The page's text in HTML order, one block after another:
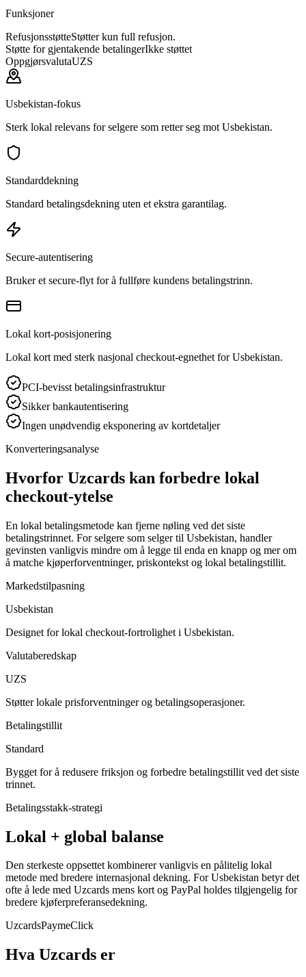
Funksjoner
RefusjonsstøtteStøtter kun full refusjon.
Støtte for gjentakende betalingerIkke støttet
OppgjørsvalutaUZS
Usbekistan-fokus
Sterk lokal relevans for selgere som retter seg mot Usbekistan.
Standarddekning
Standard betalingsdekning uten et ekstra garantilag.
Secure-autentisering
Bruker et secure-flyt for å fullføre kundens betalingstrinn.
Lokal kort-posisjonering
Lokal kort med sterk nasjonal checkout-egnethet for Usbekistan.
PCI-bevisst betalingsinfrastruktur
Sikker bankautentisering
Ingen unødvendig eksponering av kortdetaljer
Konverteringsanalyse
Hvorfor Uzcards kan forbedre lokal
checkout-ytelse
En lokal betalingsmetode kan fjerne nøling ved det siste
betalingstrinnet. For selgere som selger til Usbekistan, handler
gevinsten vanligvis mindre om å legge til enda en knapp og mer om
å matche kjøperforventninger, priskontekst og lokal betalingstillit.
Markedstilpasning
Usbekistan
Designet for lokal checkout-fortrolighet i Usbekistan.
Valutaberedskap
UZS
Støtter lokale prisforventninger og betalingsoperasjoner.
Betalingstillit
Standard
Bygget for å redusere friksjon og forbedre betalingstillit ved det siste
trinnet.
Betalingsstakk-strategi
Lokal + global balanse
Den sterkeste oppsettet kombinerer vanligvis en pålitelig lokal
metode med bredere internasjonal dekning. For Usbekistan betyr det
ofte å lede med Uzcards mens kort og PayPal holdes tilgjengelig for
bredere kjøferpreferansedekning.
UzcardsPaymeClick
Hva Uzcards er